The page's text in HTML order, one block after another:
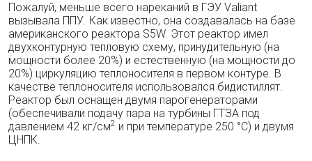
Пожалуй, меньше всего нареканий в ГЭУ Valiant
вызывала ППУ. Как известно, она со­здавалась на базе
американского реактора S5W. Этот реактор имел
двухконтурную теп­ловую схему, принудительную (на
мощности более 20%) и естественную (на мощности до
20%) циркуляцию теплоносителя в первом кон­туре. В
качестве теплоносителя использовал­ся бидистиллят.
Реактор был оснащен двумя парогенераторами
(обеспечивали подачу пара на турбины ГТЗА под
давлением 42 кг/см2 и при температуре 250 °С) и двумя
ЦНПК.